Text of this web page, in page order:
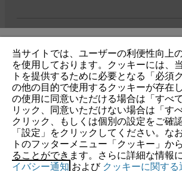
個人情報保護・サイトの利用 クッ
製品保証(一般向け)
製品保証(リース・レンタル業者様向け)
IHR BROWSER WIRD
UNTERSTÜTZT
Sie nutzen einen Browser, den wir noch
eine optimale Nutzung unserer Seite
einem der folgenden Browser zu wechseln:
当サイトでは、ユーザーの利便性向上
を使用しております。クッキーには、
トを提供するために必要となる「必須
の他の目的で使用するクッキーが存在
の使用に同意いただける場合は「すべ
リック、同意いただけない場合は「す
クリック、もしくは個別の設定をご確
「設定」をクリックしてください。な
トのフッターメニュー「クッキー」か
ることができます。さらに詳細な情報
イバシー通知 および クッキーに関する